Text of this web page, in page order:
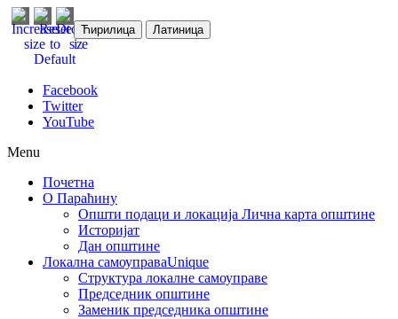
Ћирилица Латиница
Facebook
Twitter
YouTube
Menu
Почетна
О Параћину
Општи подаци и локација Лична карта општине
Историјат
Дан општине
Локална самоуправаUnique
Структура локалне самоуправе
Председник општине
Заменик председника општине